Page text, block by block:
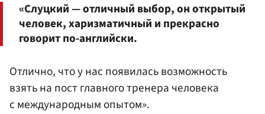
«Слуцкий — отличный выбор, он открытый
человек, харизматичный и прекрасно
говорит по-английски.
Отлично, что у нас появилась возможность
взять на пост главного тренера человека
с международным опытом».